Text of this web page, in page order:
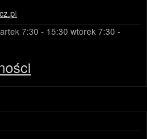
7:30 - 15:30 wtorek 7:30 -